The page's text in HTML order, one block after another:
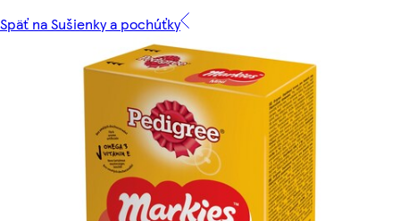
Späť na Sušienky a pochúťky